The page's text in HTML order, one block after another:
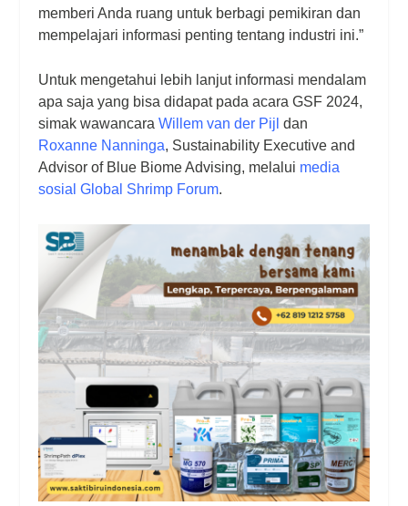
memberi Anda ruang untuk berbagi pemikiran dan
mempelajari informasi penting tentang industri ini.”
Untuk mengetahui lebih lanjut informasi mendalam
apa saja yang bisa didapat pada acara GSF 2024,
simak wawancaraWillem van der Pijl dan
Roxanne Nanninga, Sustainability Executive and
Advisor of Blue Biome Advising, melalui media
sosial Global Shrimp Forum.